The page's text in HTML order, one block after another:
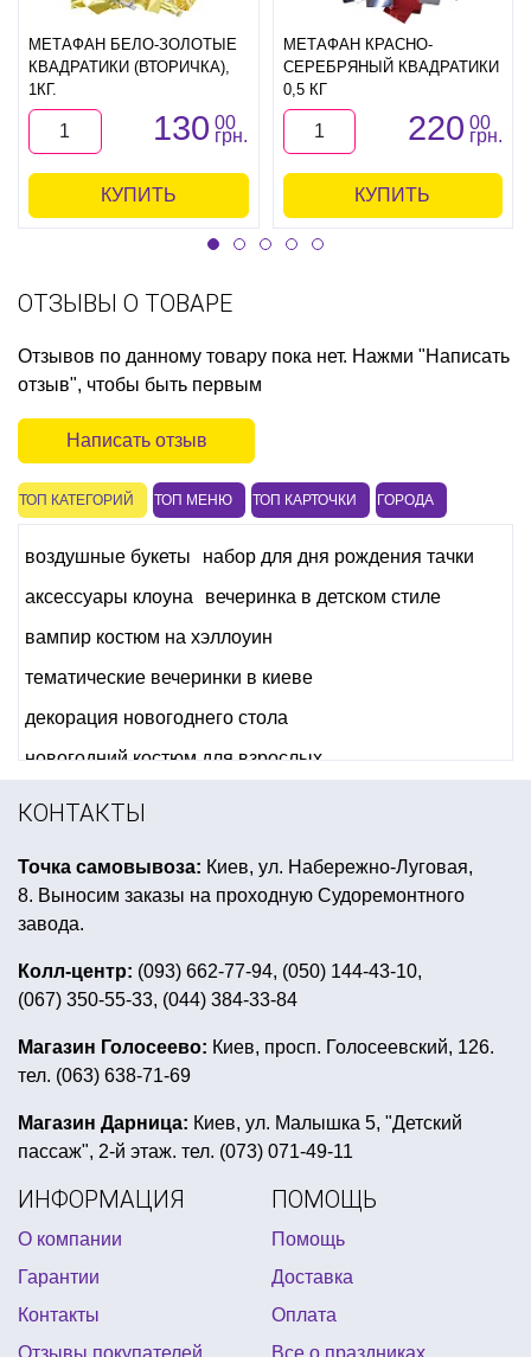
МЕТАФАН БЕЛО-ЗОЛОТЫЕ
КВАДРАТИКИ (ВТОРИЧКА),
1КГ.
130 00
грн.
КУПИТЬ
МЕТАФАН КРАСНО-
СЕРЕБРЯНЫЙ КВАДРАТИКИ
0,5 КГ
220 00
грн.
КУПИТЬ
ОТЗЫВЫ О ТОВАРЕ
Отзывов по данному товару пока нет. Нажми "Написать
отзыв", чтобы быть первым
Написать отзыв
ТОП КАТЕГОРИЙ ТОП МЕНЮ ТОП КАРТОЧКИ ГОРОДА
воздушные букеты
набор для дня рождения тачки
аксессуары клоуна
вечеринка в детском стиле
вампир костюм на хэллоуин
тематические вечеринки в киеве
декорация новогоднего стола
новогодний костюм для взрослых
купить большой мешок деда мороза
купить фигурные воздушные шары
оформление стола на пиратскую вечеринку
атрибуты пирата борода дед мороза купить
вечеринки в стиле голливуд
купить накладные усы и бороду киев
трафареты для снега на окна султанчик
купить дудку
аксессуары для мамы на 8 марта
универсальные воздушные шары
купить венецианскую маску
новогодние сувениры купить киев
маска для хэллоуина купить
КОНТАКТЫ
Точка самовывоза: Киев, ул. Набережно-Луговая,
8. Выносим заказы на проходную Судоремонтного
завода.
Колл-центр: (093) 662-77-94, (050) 144-43-10,
(067) 350-55-33, (044) 384-33-84
Магазин Голосеево: Киев, просп. Голосеевский, 126.
тел. (063) 638-71-69
Магазин Дарница: Киев, ул. Малышка 5, "Детский
пассаж", 2-й этаж. тел. (073) 071-49-11
ИНФОРМАЦИЯ
О компании
Гарантии
Контакты
ПОМОЩЬ
Помощь
Доставка
Оплата